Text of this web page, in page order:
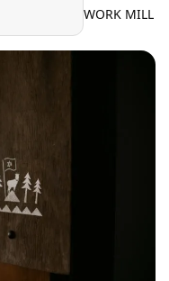
WORK MILL